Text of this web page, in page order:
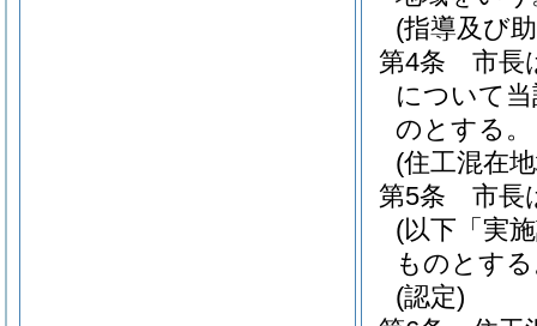
(指導及び
第4条
市長
について
のとする。
(住工混在
第5条
市長
(以下「実
ものとす
(認定)